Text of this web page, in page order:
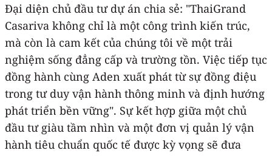
Đại diện chủ đầu tư dự án chia sẻ: "ThaiGrand
Casariva không chỉ là một công trình kiến trúc,
mà còn là cam kết của chúng tôi về một trải
nghiệm sống đẳng cấp và trường tồn. Việc tiếp tục
đồng hành cùng Aden xuất phát từ sự đồng điệu
trong tư duy vận hành thông minh và định hướng
phát triển bền vững". Sự kết hợp giữa một chủ
đầu tư giàu tầm nhìn và một đơn vị quản lý vận
hành tiêu chuẩn quốc tế được kỳ vọng sẽ đưa